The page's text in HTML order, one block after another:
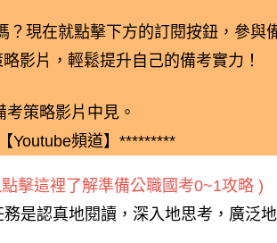
？現在就點擊下方的訂閱按鈕，參與
影片，輕鬆提升自己的備考實力！
考策略影片中見。
Youtube頻道】*********
擊這裡了解準備公職國考0~1攻略 )
是認真地閱讀，深入地思考，廣泛